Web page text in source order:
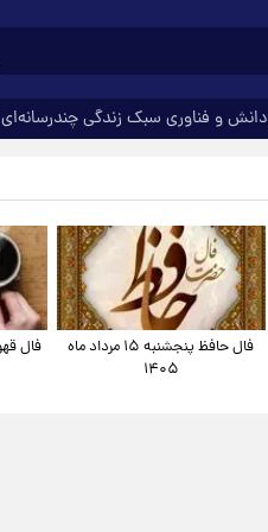
دانش و فناوری سبک زندگیچندرسانه‌ای
فال حافظ پنجشنبه ۱۵ مرداد ماه
۱۴۰۵